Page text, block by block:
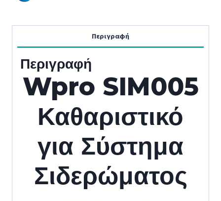
Περιγραφή
Περιγραφή
Wpro SIM005
Καθαριστικό
για Σύστημα
Σιδερώματος